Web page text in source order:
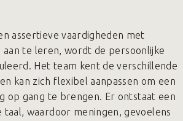
assertieve vaardigheden met
te leren, wordt de persoonlijke
Het team kent de verschillende
kan zich flexibel aanpassen om een
op gang te brengen. Er ontstaat een
taal, waardoor meningen, gevoelens